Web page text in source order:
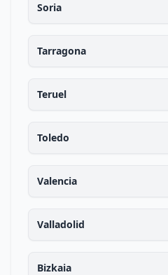
Soria
Tarragona
Teruel
Toledo
Valencia
Valladolid
Bizkaia